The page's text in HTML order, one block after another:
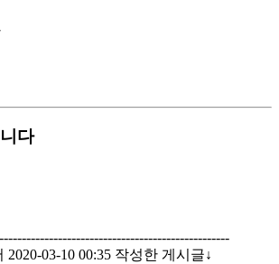
다
03-10 00:35 작성한 게시글↓